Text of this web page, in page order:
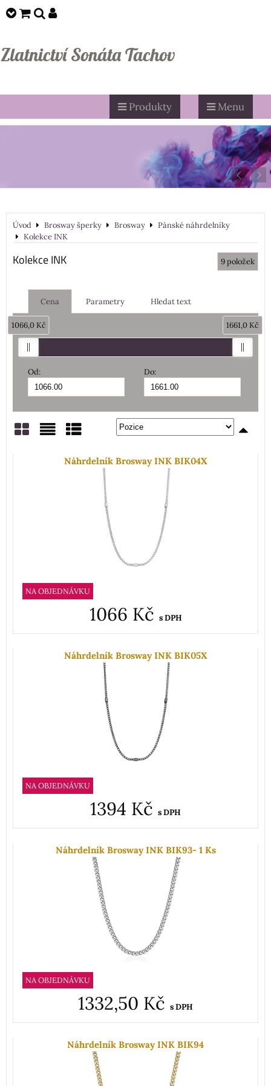
Zlatnictví Sonáta Tachov
Produkty Menu
Úvod Brosway šperky Brosway
Pánské náhrdelníky
Kolekce INK
Kolekce INK 9položek
Cena Parametry Hledat text
Od: Do:
1066,0 Kč 1661,0 Kč
MřížkaSeznam
Tabulka
Náhrdelník Brosway INK BIK04X
NA OBJEDNÁVKU
1066 Kč s DPH
Náhrdelník Brosway INK BIK05X
NA OBJEDNÁVKU
1394 Kč s DPH
Náhrdelník Brosway INK BIK93- 1 Ks
NA OBJEDNÁVKU
1332,50 Kč s DPH
Náhrdelník Brosway INK BIK94